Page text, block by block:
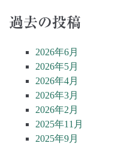
過去の投稿
2026年6月
2026年5月
2026年4月
2026年3月
2026年2月
2025年11月
2025年9月